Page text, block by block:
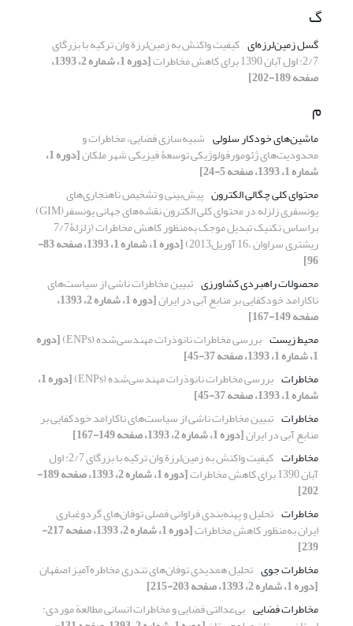
گ
گسل زمین‌لرزه‌ای کیفیت واکنش به زمین‌لرزة وان ترکیه با بزرگای
2/7: اول آبان 1390 برای کاهش مخاطرات [دوره 1، شماره 2، 1393،
صفحه 189-202]
م
ماشین‌های خودکار سلولی شبیه‌سازی فضایی، مخاطرات و
محدودیت‌های ژئومورفولوژیکی توسعۀ فیزیکی شهر ملکان [دوره 1،
شماره 1، 1393، صفحه 5-24]
محتوای کلی چگالی الکترون پیش‌بینی و تشخیص ناهنجاری‌های
یونسفری زلزله در محتوای کلی الکترون نقشه‌های جهانی یونسفر(GIM)
براساس تکنیک تبدیل موجک به‌منظور کاهش مخاطرات (زلزلۀ7/7
ریشتری سراوان ،16 آوریل2013) [دوره 1، شماره 1، 1393، صفحه 83-
96]
محصولات راهبردی کشاورزی تبیین مخاطرات ناشی از سیاست‌های
ناکارامد خودکفایی بر منابع آبی در ایران [دوره 1، شماره 2، 1393،
صفحه 149-167]
محیط زیست بررسی مخاطرات نانوذرات مهندسی‌شده (ENPs) [دوره
1، شماره 1، 1393، صفحه 37-45]
مخاطرات بررسی مخاطرات نانوذرات مهندسی‌شده (ENPs) [دوره 1،
شماره 1، 1393، صفحه 37-45]
مخاطرات تبیین مخاطرات ناشی از سیاست‌های ناکارامد خودکفایی بر
منابع آبی در ایران[دوره 1، شماره 2، 1393، صفحه 149-167]
مخاطرات
کیفیت واکنش به زمین‌لرزة وان ترکیه با بزرگای 2/7: اول
آبان 1390 برای کاهش مخاطرات [دوره 1، شماره 2، 1393، صفحه 189-
202]
مخاطرات تحلیل و پهنه‌بندی فراوانی فصلی توفان‌های گردوغباری
ایران به‌منظور کاهش مخاطرات [دوره 1، شماره 2، 1393، صفحه 217-
239]
مخاطرات جوی تحلیل همدیدی توفان‌های تندری مخاطره‌آمیز اصفهان
[دوره 1، شماره 2، 1393، صفحه 203-215]
مخاطرات فضایی بی‌عدالتی فضایی و مخاطرات انسانی مطالعة موردی: